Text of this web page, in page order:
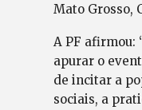
Mato Grosso,
A PF afirmou:
apurar o
de incitar a
sociais, a